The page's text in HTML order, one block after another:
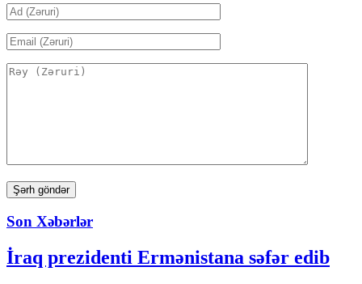
Son Xəbərlər
İraq prezidenti Ermənistana səfər edib